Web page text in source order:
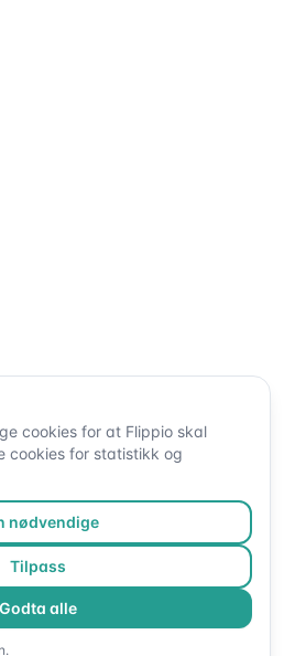
rettigheter reservert.
cookies for at Flippio skal
cookies for statistikk og
nødvendige
Tilpass
Godta alle
.